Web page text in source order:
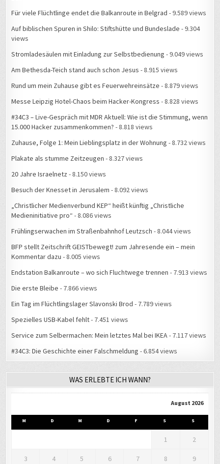
Für viele Flüchtlinge endet die Balkanroute in Belgrad - 9.589 views
Auf biblischen Spuren in Shilo: Stiftshütte und Bundeslade - 9.304
views
Stromladesäulen mit Einladung zur Selbstbedienung - 9.049 views
Am Bethesda-Teich stand auch schon Jesus - 8.915 views
Rund um mein Zuhause gibt es Feuerwehreinsätze - 8.879 views
Messe Leipzig Hotel-Chaos beim Hacker-Kongress - 8.828 views
#34C3 – Live-Gespräch mit MDR Aktuell: Wie ist die Stimmung, wenn
15.000 Hacker zusammenkommen? - 8.818 views
Zuhause, Folge 1: Mein Lieblingsplatz in der Wohnung - 8.732 views
Plakate als stumme Zeitzeugen - 8.327 views
20 Jahre Israelnetz - 8.150 views
Besuch der Knesset in Jerusalem - 8.092 views
„Christlicher Medienverbund KEP“ heißt künftig „Christliche
Medieninitiative pro“ - 8.086 views
Frühlingserwachen im Straßenbahnhof Leutzsch - 8.044 views
BFP stellt Zeitschrift GEISTbewegt! zum Jahresende ein – mein
Kommentar dazu - 8.005 views
Endstation Balkanroute – wo sich Fluchtwege trennen - 7.913 views
Die erste Bleibe - 7.866 views
Ein Tag im Flüchtlingslager Slavonski Brod - 7.789 views
Spezielles USB-Kabel fehlt- 7.451 views
Service zum Selbermachen: Mein letztes Mal bei IKEA- 7.117 views
#34C3: Die Geschichte einer Falschmeldung - 6.854 views
WAS ERLEBTE ICH WANN?
August 2026
M D M D F S S
1 2
3 4 5 6 7 8 9